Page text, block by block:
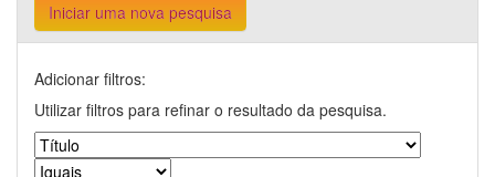
Iniciar uma nova pesquisa
Adicionar filtros:
Utilizar filtros para refinar o resultado da pesquisa.